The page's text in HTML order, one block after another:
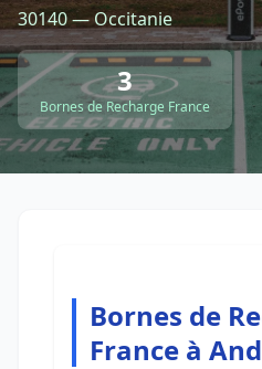
30140 — Occitanie
3
Bornes de Recharge France
Bornes de
France à